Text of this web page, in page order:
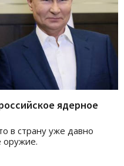
ядерное
в страну уже давно
оружие.